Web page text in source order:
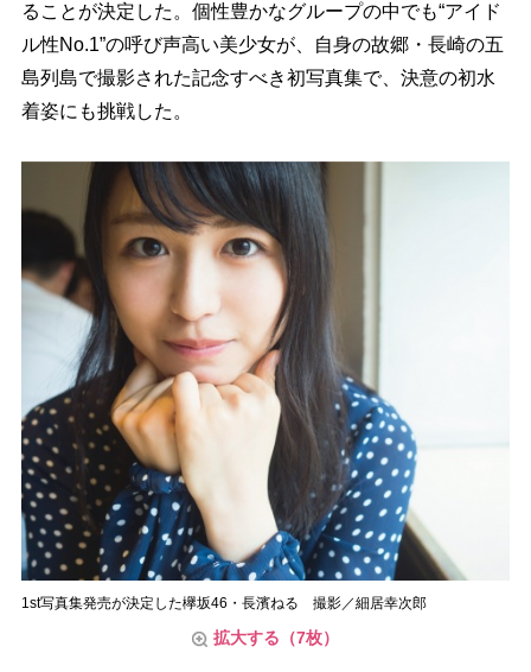
ることが決定した。個性豊かなグループの中でも“アイド
ル性No.1”の呼び声高い美少女が、自身の故郷・長崎の五
島列島で撮影された記念すべき初写真集で、決意の初水
着姿にも挑戦した。
1st写真集発売が決定した欅坂46・長濱ねる 撮影／細居幸次郎
拡大する（7枚）